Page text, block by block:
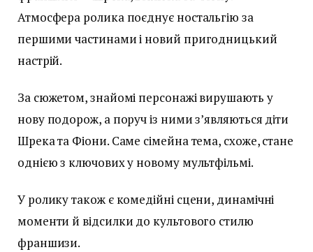
Атмосфера ролика поєднує ностальгію за
першими частинами і новий пригодницький
настрій.
За сюжетом, знайомі персонажі вирушають у
нову подорож, а поруч із ними з’являються діти
Шрека та Фіони. Саме сімейна тема, схоже, стане
однією з ключових у новому мультфільмі.
У ролику також є комедійні сцени, динамічні
моменти й відсилки до культового стилю
франшизи.